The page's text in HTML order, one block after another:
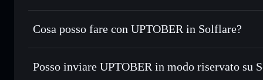
UPTOBER non è verificato
Cosa posso fare con UPTOBER in Solflare?
UPTOBER
wallet Solflare
Scambiare istantaneamente — scambia UPTOBER in
Posso inviare UPTOBER in modo riservato su